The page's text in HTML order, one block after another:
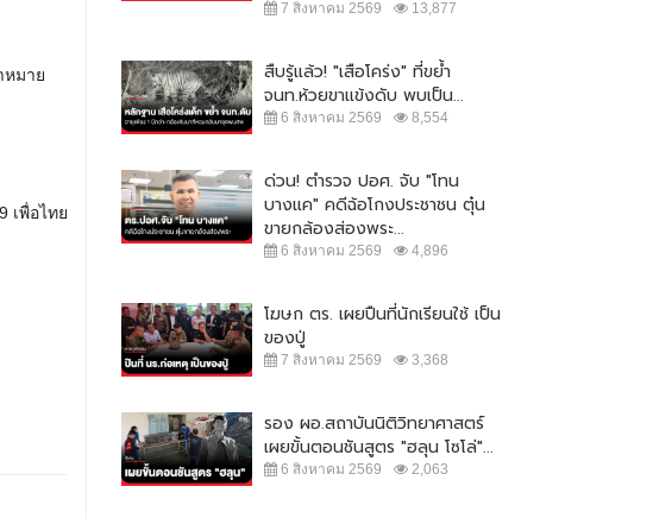
หมาย
เพื่อไทย
7 สิงหาคม 2569 13,877
สืบรู้แล้ว! "เสือโคร่ง" ที่ขย้ำ
จนท.ห้วยขาแข้งดับ พบเป็น...
6 สิงหาคม 2569 8,554
ด่วน! ตำรวจ ปอศ. จับ "โทน
บางแค" คดีฉ้อโกงประชาชน ตุ๋น
ขายกล้องส่องพระ...
6 สิงหาคม 2569 4,896
โฆษก ตร. เผยปืนที่นักเรียนใช้ เป็น
ของปู่
7 สิงหาคม 2569 3,368
รอง ผอ.สถาบันนิติวิทยาศาสตร์
เผยขั้นตอนชันสูตร "ฮลุน โซโล่"...
6 สิงหาคม 2569 2,063